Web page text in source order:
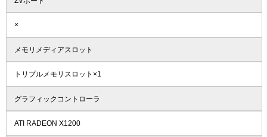
×
メモリメディアスロット
トリプルメモリスロット×1
グラフィックコントローラ
ATI RADEON X1200